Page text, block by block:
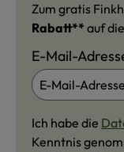
Zum gratis
Rabatt** auf
E-Mail-
Ich habe die
Kenntnis